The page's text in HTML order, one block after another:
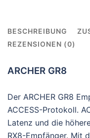
BESCHREIBUNG
REZENSIONEN (0)
ARCHER GR8
Der ARCHER GR8
ACCESS-Protokoll.
Latenz und die
RX8-Empfänger. Mit